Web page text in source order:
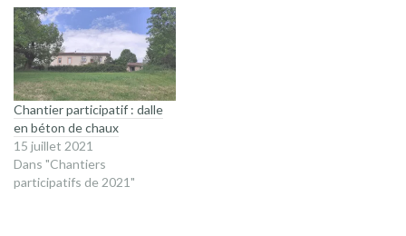
Chantier participatif : dalle
en béton de chaux
15 juillet 2021
Dans "Chantiers
participatifs de 2021"